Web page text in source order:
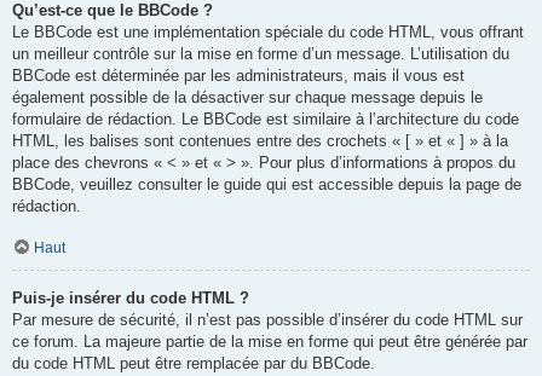
Qu’est-ce que le BBCode ?
Le BBCode est une implémentation spéciale du code HTML, vous offrant
un meilleur contrôle sur la mise en forme d’un message. L’utilisation du
BBCode est déterminée par les administrateurs, mais il vous est
également possible de la désactiver sur chaque message depuis le
formulaire de rédaction. Le BBCode est similaire à l’architecture du code
HTML, les balises sont contenues entre des crochets « [ » et « ] » à la
place des chevrons « < » et « > ». Pour plus d’informations à propos du
BBCode, veuillez consulter le guide qui est accessible depuis la page de
rédaction.
Haut
Puis-je insérer du code HTML ?
Par mesure de sécurité, il n’est pas possible d’insérer du code HTML sur
ce forum. La majeure partie de la mise en forme qui peut être générée par
du code HTML peut être remplacée par du BBCode.